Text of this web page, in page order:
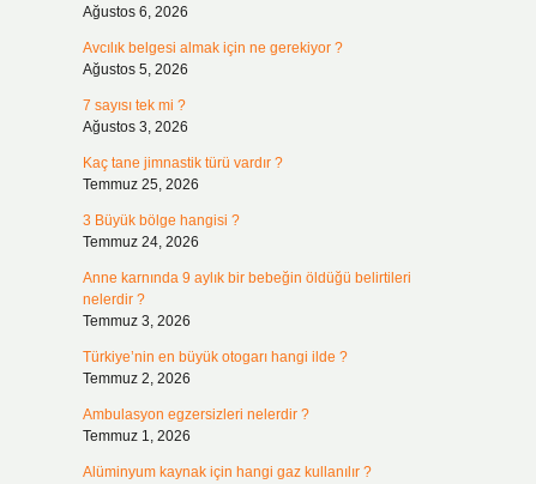
Ağustos 6, 2026
Avcılık belgesi almak için ne gerekiyor ?
Ağustos 5, 2026
7 sayısı tek mi ?
Ağustos 3, 2026
Kaç tane jimnastik türü vardır ?
Temmuz 25, 2026
3 Büyük bölge hangisi ?
Temmuz 24, 2026
Anne karnında 9 aylık bir bebeğin öldüğü belirtileri
nelerdir ?
Temmuz 3, 2026
Türkiye’nin en büyük otogarı hangi ilde ?
Temmuz 2, 2026
Ambulasyon egzersizleri nelerdir ?
Temmuz 1, 2026
Alüminyum kaynak için hangi gaz kullanılır ?